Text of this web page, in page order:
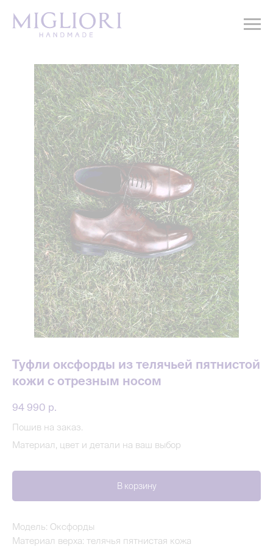
Туфли оксфорды из телячьей пятнистой
кожи с отрезным носом
94 990 р.
Пошив на заказ.
Материал, цвет и детали на ваш выбор
В корзину
Модель: Оксфорды
Материал верха: телячья пятнистая кожа